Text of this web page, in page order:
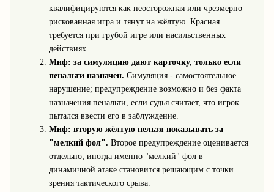
квалифицируются как неосторожная или чрезмерно
рискованная игра и тянут на жёлтую. Красная
требуется при грубой игре или насильственных
действиях.
Миф: за симуляцию дают карточку, только если
пенальти назначен. Симуляция - самостоятельное
нарушение; предупреждение возможно и без факта
назначения пенальти, если судья считает, что игрок
пытался ввести его в заблуждение.
Миф: вторую жёлтую нельзя показывать за
"мелкий фол". Второе предупреждение оценивается
отдельно; иногда именно "мелкий" фол в
динамичной атаке становится решающим с точки
зрения тактического срыва.